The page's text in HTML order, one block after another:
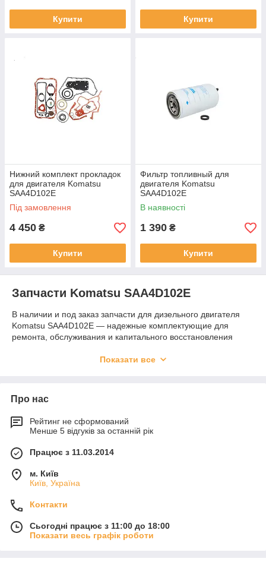
Купити Купити
Нижний комплект прокладок
для двигателя Komatsu
SAA4D102E
Під замовлення
4 450 ₴
Купити
Фильтр топливный для
двигателя Komatsu
SAA4D102E
В наявності
1 390 ₴
Купити
Запчасти Komatsu SAA4D102E
В наличии и под заказ запчасти для дизельного двигателя
Komatsu SAA4D102E — надежные комплектующие для
ремонта, обслуживания и капитального восстановления
Двигатели этой серии устанавливаются на экскаваторы,
Доступные категории запчастей:
поршневая группа (поршни, кольца, гильзы)
комплект прокладок двигателя (верхний / нижний /
полный)
ГБЦ и комплектующие головки блока
сальники и уплотнения
Показати все
Про нас
Рейтинг не сформований
Менше 5 відгуків за останній рік
Працює з 11.03.2014
м. Київ
Київ, Україна
Контакти
Сьогодні працює з 11:00 до 18:00
Показати весь графік роботи